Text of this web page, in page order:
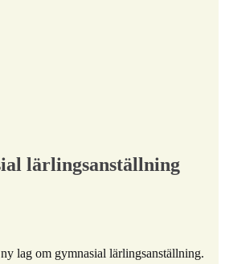
lärlingsanställning
lag om gymnasial lärlingsanställning.